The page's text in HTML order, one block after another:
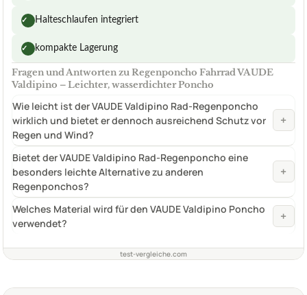
✓ Halteschlaufen integriert
✓ kompakte Lagerung
Fragen und Antworten zu Regenponcho Fahrrad VAUDE
Valdipino – Leichter, wasserdichter Poncho
Wie leicht ist der VAUDE Valdipino Rad-Regenponcho
wirklich und bietet er dennoch ausreichend Schutz vor
Regen und Wind?
+
Bietet der VAUDE Valdipino Rad-Regenponcho eine
besonders leichte Alternative zu anderen
Regenponchos?
+
Welches Material wird für den VAUDE Valdipino Poncho
verwendet?
+
test-vergleiche.com